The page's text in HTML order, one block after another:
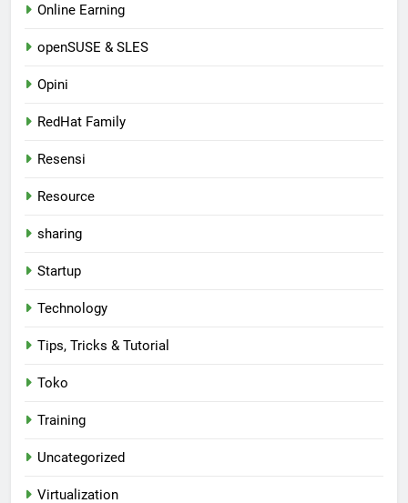
Online Earning
openSUSE & SLES
Opini
RedHat Family
Resensi
Resource
sharing
Startup
Technology
Tips, Tricks & Tutorial
Toko
Training
Uncategorized
Virtualization